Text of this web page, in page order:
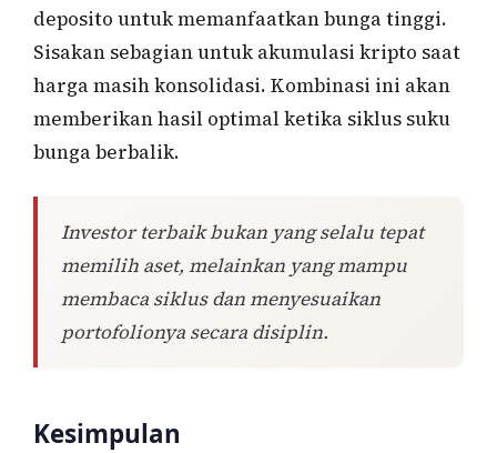
deposito untuk memanfaatkan bunga tinggi.
Sisakan sebagian untuk akumulasi kripto saat
harga masih konsolidasi. Kombinasi ini akan
memberikan hasil optimal ketika siklus suku
bunga berbalik.
Investor terbaik bukan yang selalu tepat
memilih aset, melainkan yang mampu
membaca siklus dan menyesuaikan
portofolionya secara disiplin.
Kesimpulan